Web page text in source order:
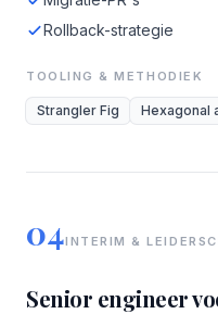
Rollback-strategie
TOOLING & METHODIEK
Strangler Fig Hexagonal
04INTERIM &
Senior engineer